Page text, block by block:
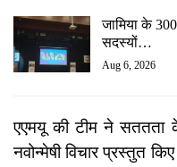
जामिया के
सदस्यों…
Aug 6, 2026
एएमयू की टीम ने सततता के
नवोन्मेषी विचार प्रस्तुत